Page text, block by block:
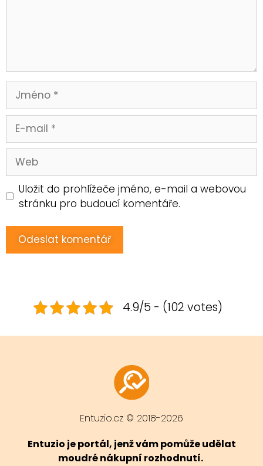
Uložit do prohlížeče jméno, e-mail a webovou
stránku pro budoucí komentáře.
4.9/5 - (102 votes)
Entuzio.cz © 2018-2026
Entuzio je portál, jenž vám pomůže udělat
moudré nákupní rozhodnutí.